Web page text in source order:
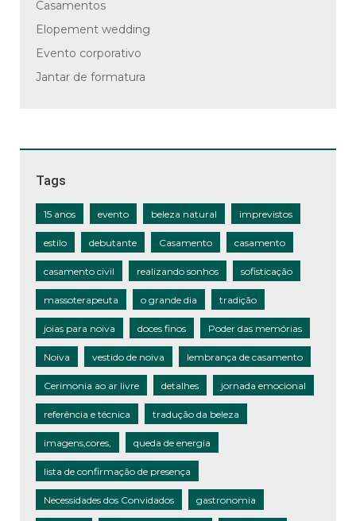
Casamentos
Elopement wedding
Evento corporativo
Jantar de formatura
Tags
15 anos evento beleza natural imprevistos
estilo debutante Casamento casamento
casamento civil realizando sonhos sofisticação
massoterapeuta o grande dia tradição
joias para noiva doces finos Poder das memórias
Noiva vestido de noiva lembrança de casamento
Cerimonia ao ar livre detalhes jornada emocional
referência e técnica tradução da beleza
imagens,cores, queda de energia
lista de confirmação de presença
Necessidades dos Convidados gastronomia